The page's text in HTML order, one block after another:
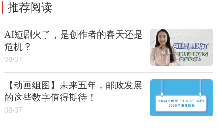
推荐阅读
AI短剧火了，是创作者的春天还是
危机？
08-07
【动画组图】未来五年，邮政发展
的这些数字值得期待！
08-07